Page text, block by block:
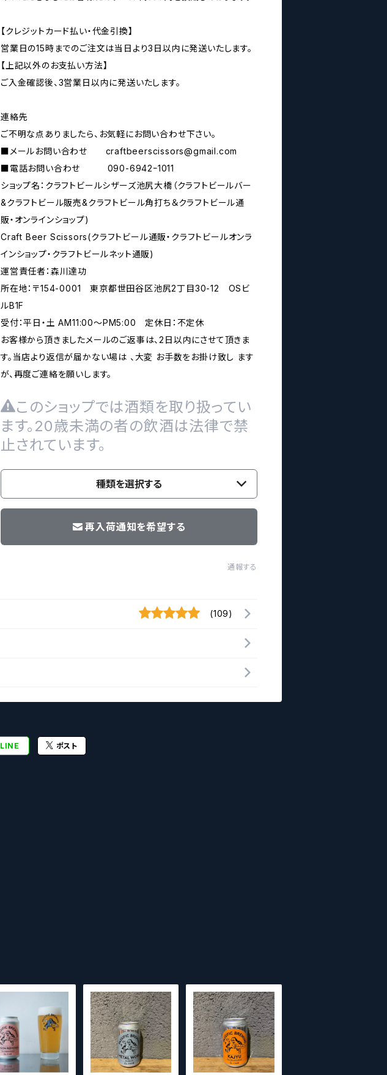
【クレジットカード払い・代金引換】
営業日の15時までのご注文は当日より3日以内に発送いたします。
【上記以外のお支払い方法】
ご入金確認後、3営業日以内に発送いたします。
連絡先
ご不明な点ありましたら、お気軽にお問い合わせ下さい。
■メールお問い合わせ craftbeerscissors@gmail.com
■電話お問い合わせ 090-6942ｰ1011
ショップ名：クラフトビールシザーズ池尻大橋（クラフトビールバー
&クラフトビール販売&クラフトビール角打ち＆クラフトビール通
販・オンラインショップ)
Craft Beer Scissors(クラフトビール通販・クラフトビールオンラ
インショップ・クラフトビールネット通販)
運営責任者：森川達功
所在地：〒154-0001 東京都世田谷区池尻2丁目30-12 OSビ
ルB1F
受付：平日・土 AM11:00～PM5:00 定休日：不定休
お客様から頂きましたメールのご返事は、2日以内にさせて頂きま
す。当店より返信が届かない場は 、大変 お手数をお掛け致し ます
が、再度ご連絡を願いします。
このショップでは酒類を取り扱ってい
ます。20歳未満の者の飲酒は法律で禁
止されています。
種類を選択する
再入荷通知を希望する
通報する
(109)
LINE ポスト